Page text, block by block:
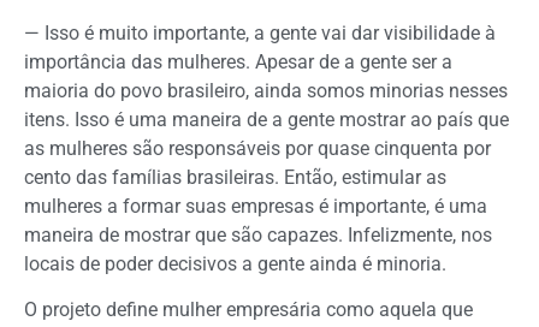
— Isso é muito importante, a gente vai dar visibilidade à
importância das mulheres. Apesar de a gente ser a
maioria do povo brasileiro, ainda somos minorias nesses
itens. Isso é uma maneira de a gente mostrar ao país que
as mulheres são responsáveis por quase cinquenta por
cento das famílias brasileiras. Então, estimular as
mulheres a formar suas empresas é importante, é uma
maneira de mostrar que são capazes. Infelizmente, nos
locais de poder decisivos a gente ainda é minoria.
O projeto define mulher empresária como aquela que